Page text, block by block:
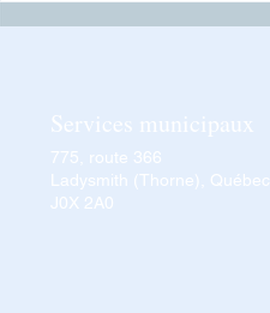
Services municipaux
775, route 366
Ladysmith (Thorne), Québec
J0X 2A0